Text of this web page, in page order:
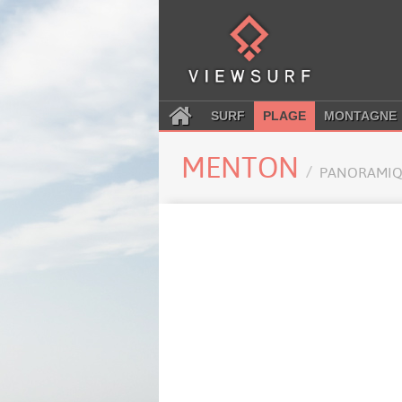
SURF PLAGE MONTAGNE
MENTON